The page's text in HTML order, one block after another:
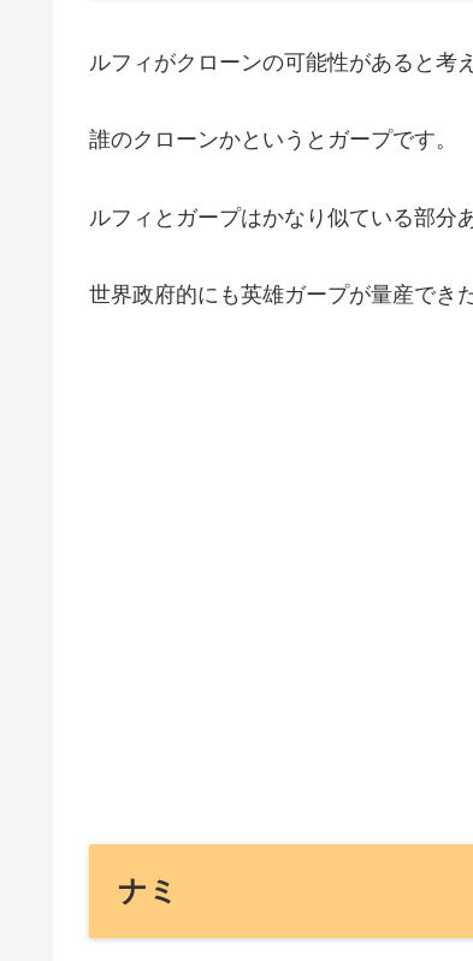
ルフィがクローンの可能性があると考
誰のクローンかというとガープです。
ルフィとガープはかなり似ている部分
世界政府的にも英雄ガープが量産でき
ナミ